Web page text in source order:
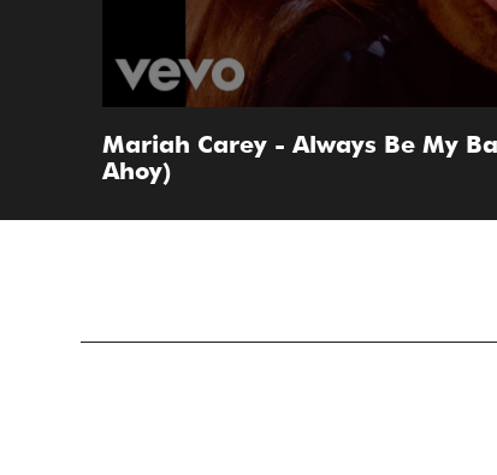
Mariah Carey - Always Be My
Ahoy)